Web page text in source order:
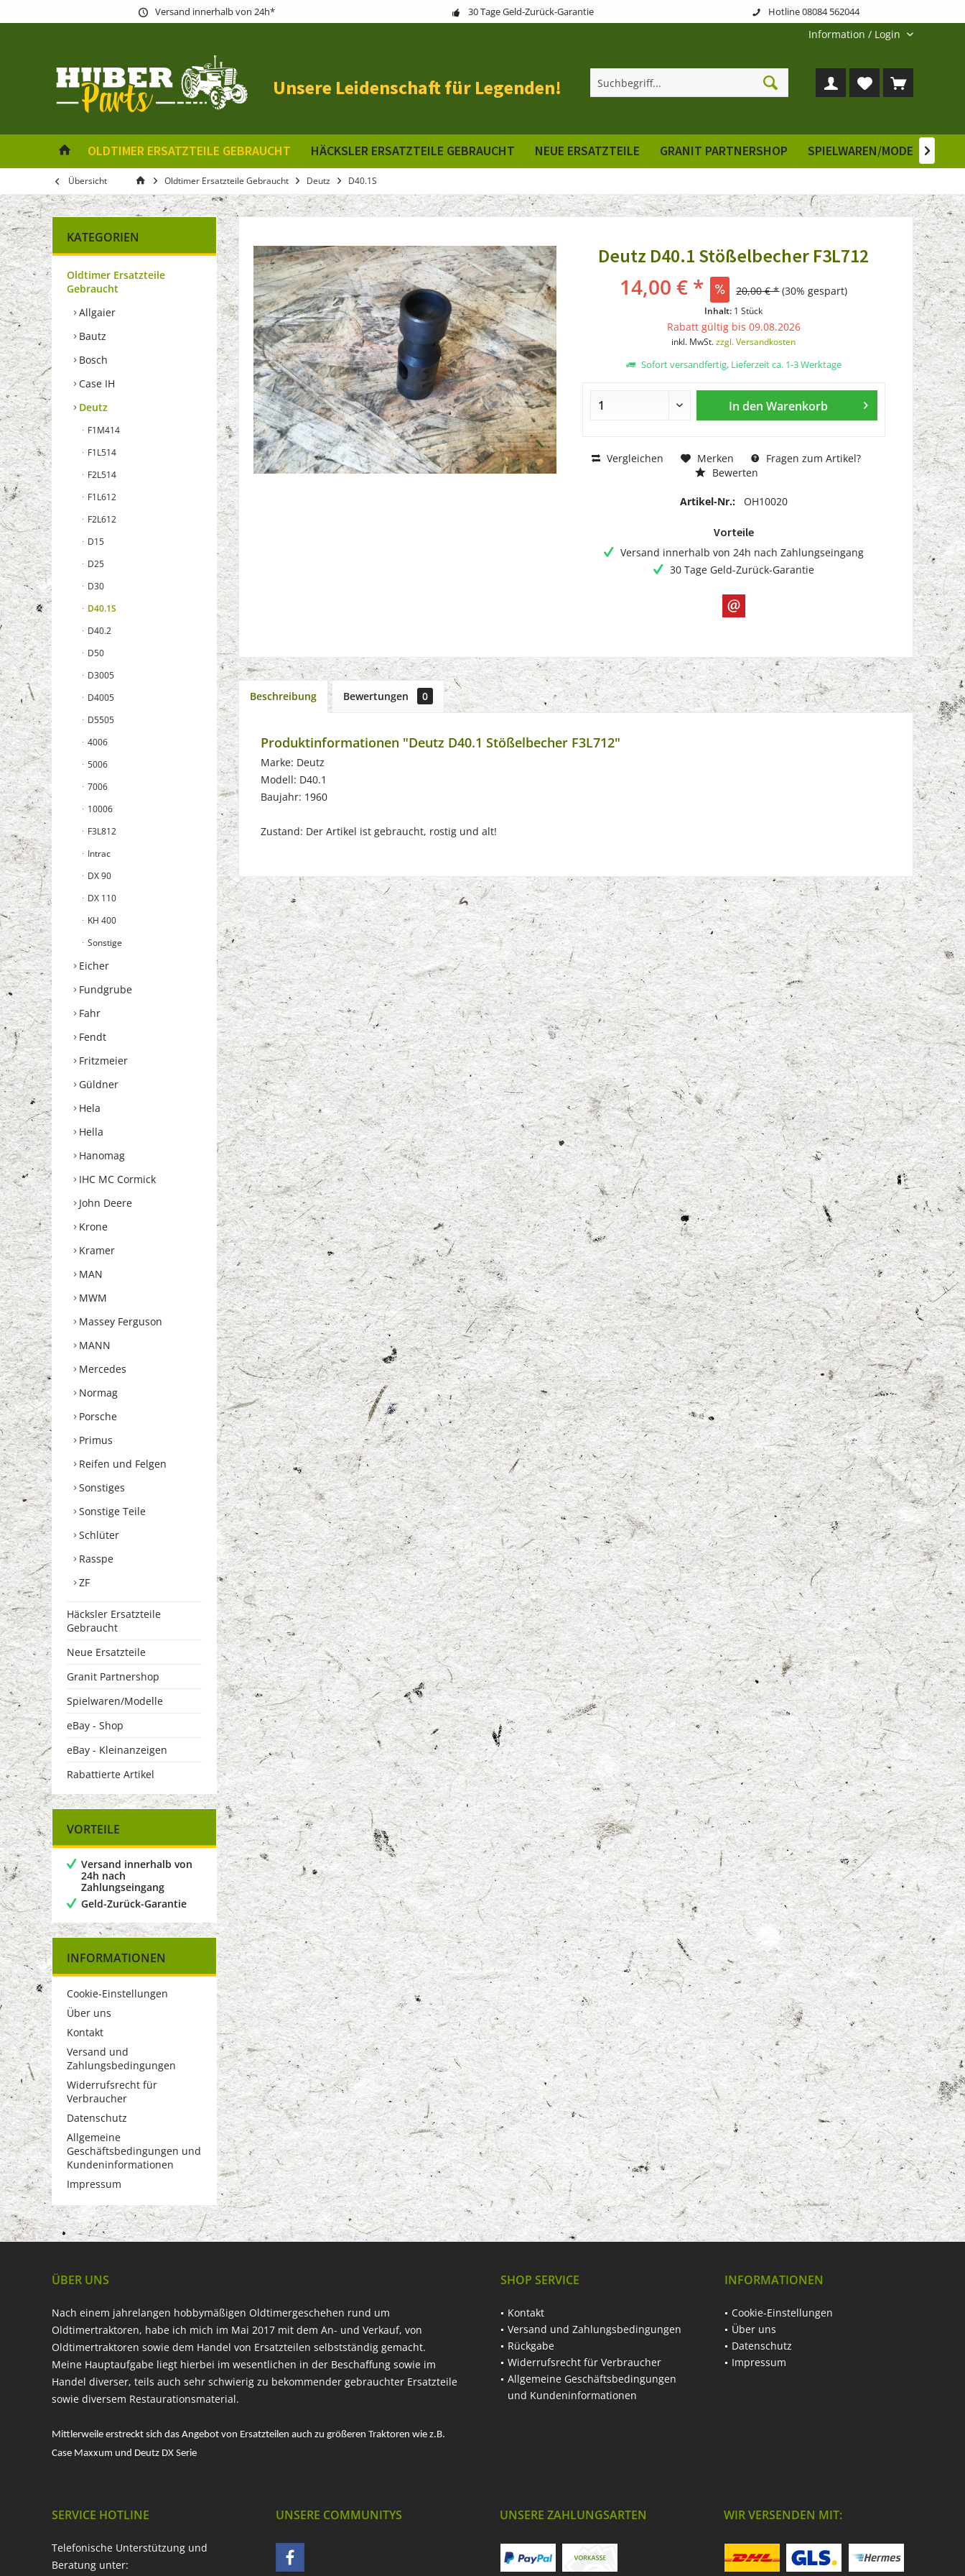
Versand innerhalb von 24h* 30 Tage Geld-Zurück-Garantie Hotline 08084 562044
Information / Login
Unsere Leidenschaft für Legenden!
OLDTIMER ERSATZTEILE GEBRAUCHT HÄCKSLER ERSATZTEILE GEBRAUCHT NEUE ERSATZTEILE GRANIT PARTNERSHOP SPIELWAREN/MODELLE

Übersicht Oldtimer Ersatzteile Gebraucht Deutz D40.1S
KATEGORIEN
Oldtimer Ersatzteile
Gebraucht
Allgaier
Bautz
Bosch
Case IH
Deutz
F1M414
F1L514
F2L514
F1L612
F2L612
D15
D25
D30
D40.1S
D40.2
D50
D3005
D4005
D5505
4006
5006
7006
10006
F3L812
Intrac
DX 90
DX 110
KH 400
Sonstige
Eicher
Fundgrube
Fahr
Fendt
Fritzmeier
Güldner
Hela
Hella
Hanomag
IHC MC Cormick
John Deere
Krone
Kramer
MAN
MWM
Massey Ferguson
MANN
Mercedes
Normag
Porsche
Primus
Reifen und Felgen
Sonstiges
Sonstige Teile
Schlüter
Rasspe
ZF
Häcksler Ersatzteile
Gebraucht
Neue Ersatzteile
Granit Partnershop
Spielwaren/Modelle
eBay - Shop
eBay - Kleinanzeigen
Rabattierte Artikel
VORTEILE
Versand innerhalb von
24h nach
Zahlungseingang
Geld-Zurück-Garantie
INFORMATIONEN
Cookie-Einstellungen
Über uns
Kontakt
Versand und
Zahlungsbedingungen
Widerrufsrecht für
Verbraucher
Datenschutz
Allgemeine
Geschäftsbedingungen und
Kundeninformationen
Impressum
Deutz D40.1 Stößelbecher F3L712
14,00 € * 20,00 € * (30% gespart)
Inhalt: 1 Stück
Rabatt gültig bis 09.08.2026
inkl. MwSt.zzgl. Versandkosten
Sofort versandfertig, Lieferzeit ca. 1-3 Werktage
In den Warenkorb
Vergleichen Merken
Fragen zum Artikel?
Bewerten
Artikel-Nr.: OH10020
Vorteile
Versand innerhalb von 24h nach Zahlungseingang
30 Tage Geld-Zurück-Garantie
Beschreibung Bewertungen 0
Produktinformationen "Deutz D40.1 Stößelbecher F3L712"
Marke: Deutz
Modell: D40.1
Baujahr: 1960
Zustand: Der Artikel ist gebraucht, rostig und alt!
ÜBER UNS
Nach einem jahrelangen hobbymäßigen Oldtimergeschehen rund um
Oldtimertraktoren, habe ich mich im Mai 2017 mit dem An- und Verkauf, von
Oldtimertraktoren sowie dem Handel von Ersatzteilen selbstständig gemacht.
Meine Hauptaufgabe liegt hierbei im wesentlichen in der Beschaffung sowie im
Handel diverser, teils auch sehr schwierig zu bekommender gebrauchter Ersatzteile
sowie diversem Restaurationsmaterial.
Mittlerweile erstreckt sich das Angebot von Ersatzteilen auch zu größeren Traktoren wie z.B.
Case Maxxum und Deutz DX Serie
SHOP SERVICE
Kontakt
Versand und Zahlungsbedingungen
Rückgabe
Widerrufsrecht für Verbraucher
Allgemeine Geschäftsbedingungen
und Kundeninformationen
INFORMATIONEN
Cookie-Einstellungen
Über uns
Datenschutz
Impressum
SERVICE HOTLINE
Telefonische Unterstützung und
Beratung unter:
UNSERE COMMUNITYS UNSERE ZAHLUNGSARTEN WIR VERSENDEN MIT: